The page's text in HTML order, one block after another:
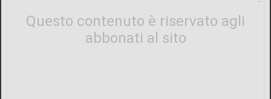
Questo contenuto è riservato agli
abbonati al sito